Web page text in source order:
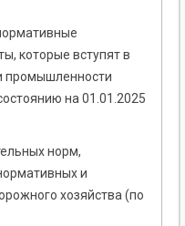
которые вступят в
промышленности
на 01.01.2025
норм,
и
хозяйства (по